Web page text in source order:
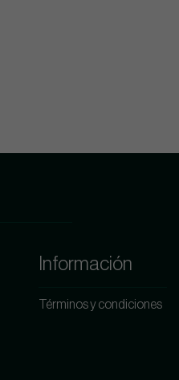
Información
Términos y condiciones